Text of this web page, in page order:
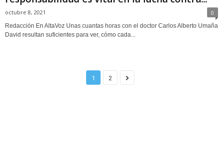
octubre 8, 2021 0
Redacción En AltaVoz Unas cuantas horas con el doctor Carlos Alberto Umaña
David resultan suficientes para ver, cómo cada...
1 2